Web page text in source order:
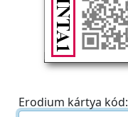
Erodium kártya kód: